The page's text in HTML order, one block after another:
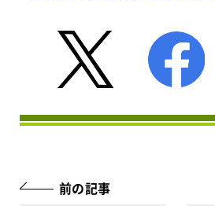
前の記事